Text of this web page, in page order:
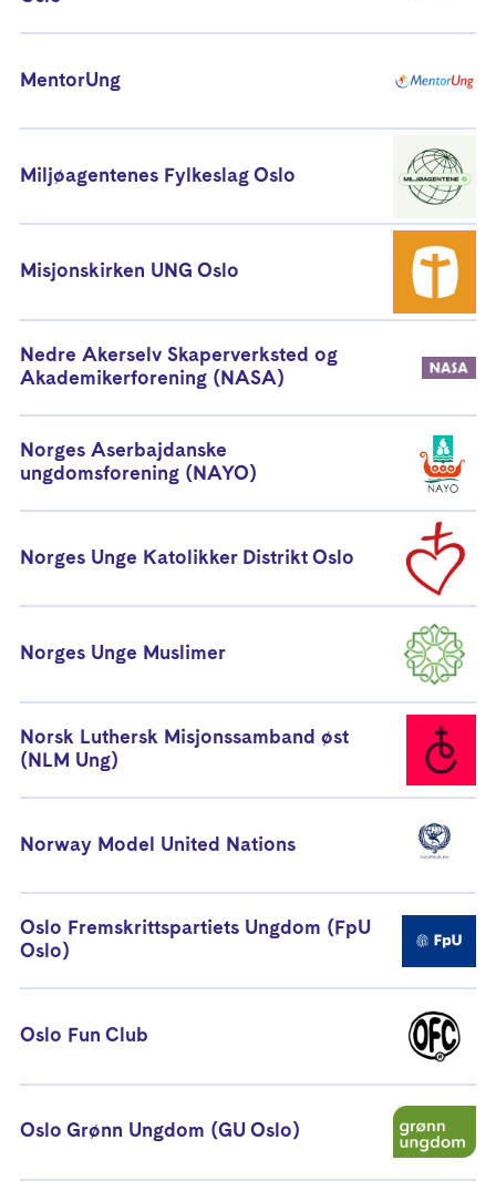
MentorUng
Miljøagentenes Fylkeslag Oslo
Misjonskirken UNG Oslo
Nedre Akerselv Skaperverksted og
Akademikerforening (NASA)
Norges Aserbajdanske
ungdomsforening (NAYO)
Norges Unge Katolikker Distrikt Oslo
Norges Unge Muslimer
Norsk Luthersk Misjonssamband øst
(NLM Ung)
Norway Model United Nations
Oslo Fremskrittspartiets Ungdom (FpU
Oslo)
Oslo Fun Club
Oslo Grønn Ungdom (GU Oslo)